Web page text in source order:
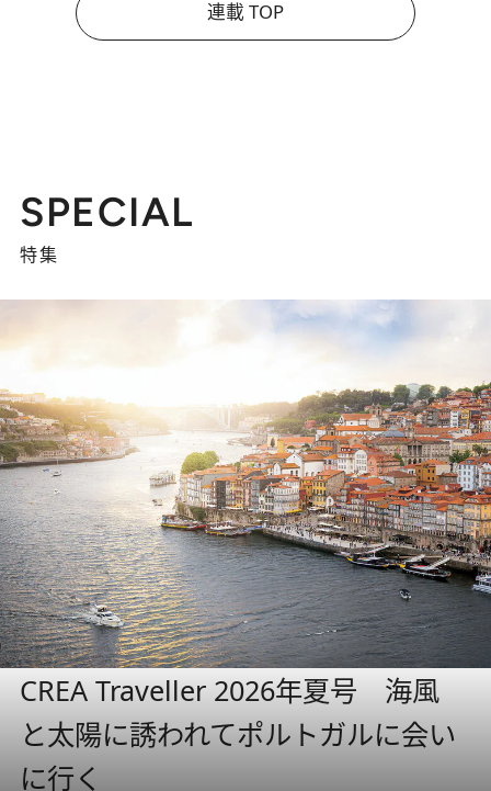
連載 TOP
SPECIAL
特集
CREA Traveller 2026年夏号 海風
と太陽に誘われてポルトガルに会い
に行く